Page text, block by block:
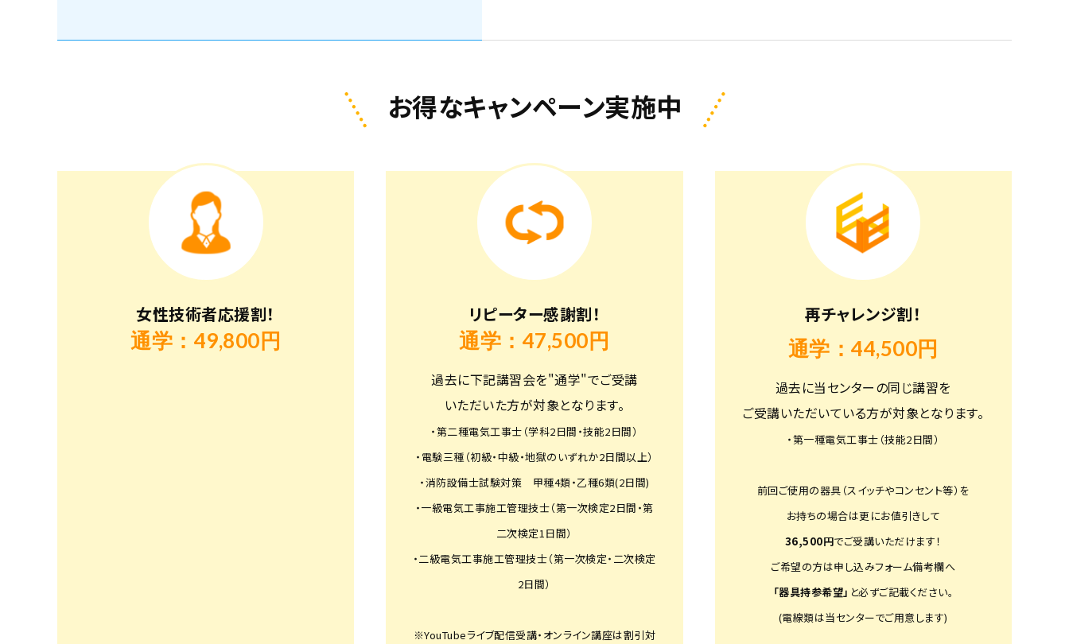
お得なキャンペーン実施中
女性技術者応援割！
通学：49,800円
リピーター感謝割！
通学：47,500円
過去に下記講習会を"通学"でご受講
いただいた方が対象となります。
・第二種電気工事士（学科2日間・技能2日間）
・電験三種（初級・中級・地獄のいずれか2日間以上）
・消防設備士試験対策 甲種4類・乙種6類(2日間)
・一級電気工事施工管理技士（第一次検定2日間・第
二次検定1日間）
・二級電気工事施工管理技士（第一次検定・二次検定
2日間）
※YouTubeライブ配信受講・オンライン講座は割引対
再チャレンジ割！
通学：44,500円
過去に当センターの同じ講習を
ご受講いただいている方が対象となります。
・第一種電気工事士（技能2日間）
前回ご使用の器具（スイッチやコンセント等）を
お持ちの場合は更にお値引きして
36,500円でご受講いただけます！
ご希望の方は申し込みフォーム備考欄へ
「器具持参希望」 と必ずご記載ください。
(電線類は当センターでご用意します)